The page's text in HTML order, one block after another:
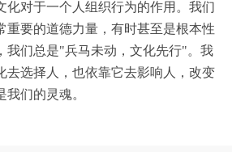
化对于一个人组织行为的作用。我们
重要的道德力量，有时甚至是根本性
我们总是"兵马未动，文化先行"。我
去选择人，也依靠它去影响人，改变
我们的灵魂。